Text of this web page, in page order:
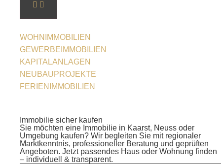
WOHNIMMOBILIEN
GEWERBEIMMOBILIEN
KAPITALANLAGEN
NEUBAUPROJEKTE
FERIENIMMOBILIEN
Immobilie sicher kaufen
Sie möchten eine Immobilie in Kaarst, Neuss oder
Umgebung kaufen? Wir begleiten Sie mit regionaler
Marktkenntnis, professioneller Beratung und geprüften
Angeboten. Jetzt passendes Haus oder Wohnung finden
– individuell & transparent.